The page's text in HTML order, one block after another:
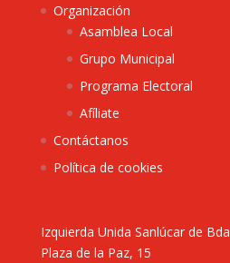
Organización
Asamblea Local
Grupo Municipal
Programa Electoral
Afíliate
Contáctanos
Política de cookies
Izquierda Unida Sanlúcar de Bda
Plaza de la Paz, 15